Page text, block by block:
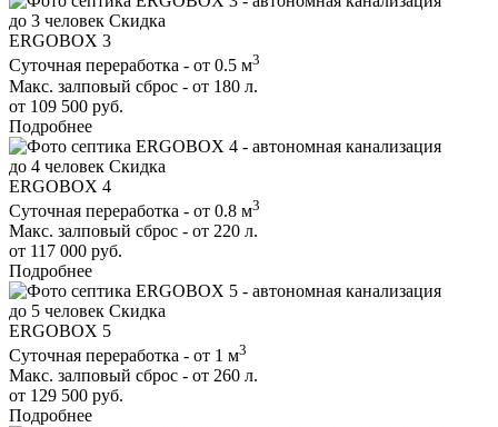
до 3 человек Скидка
ERGOBOX 3
Суточная переработка - от 0.5 м3
Макс. залповый сброс - от 180 л.
от 109 500 руб.
Подробнее
до 4 человек Скидка
ERGOBOX 4
Суточная переработка - от 0.8 м3
Макс. залповый сброс - от 220 л.
от 117 000 руб.
Подробнее
до 5 человек Скидка
ERGOBOX 5
Суточная переработка - от 1 м3
Макс. залповый сброс - от 260 л.
от 129 500 руб.
Подробнее